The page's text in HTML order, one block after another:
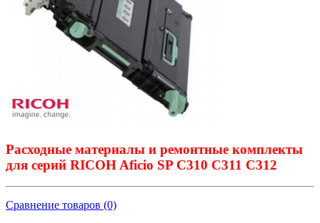
Расходные материалы и ремонтные комплекты
для серий RICOH Aficio SP C310 C311 C312
Сравнение товаров (0)